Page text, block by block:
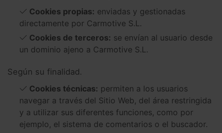
Cookies propias: enviadas y gestionadas
directamente por Carmotive S.L.
Cookies de terceros: se envían al usuario desde
un dominio ajeno a Carmotive S.L.
Según su finalidad.
Cookies técnicas: permiten a los usuarios
navegar a través del Sitio Web, del área restringida
y a utilizar sus diferentes funciones, como por
ejemplo, el sistema de comentarios o el buscador.